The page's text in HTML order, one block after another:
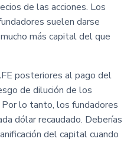
de las acciones. Los
suelen darse
más capital del que
posteriores al pago del
de dilución de los
lo tanto, los fundadores
dólar recaudado. Deberías
del capital cuando